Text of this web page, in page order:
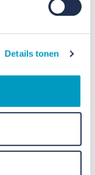
Details tonen